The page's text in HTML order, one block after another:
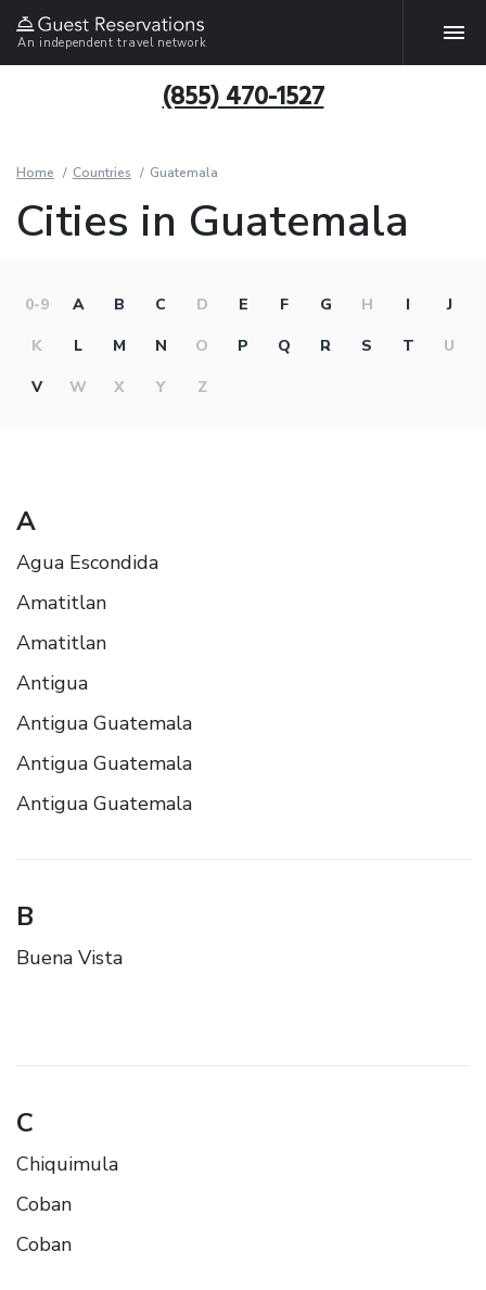
An independent travel network
(855) 470-1527
Home Countries Guatemala
Cities in Guatemala
0-9 A B C D E F G H I
J
K
L M N O P Q R S T
U
V
W X Y Z
A
Agua Escondida
Amatitlan
Amatitlan
Antigua
Antigua Guatemala
Antigua Guatemala
Antigua Guatemala
B
Buena Vista
C
Chiquimula
Coban
Coban